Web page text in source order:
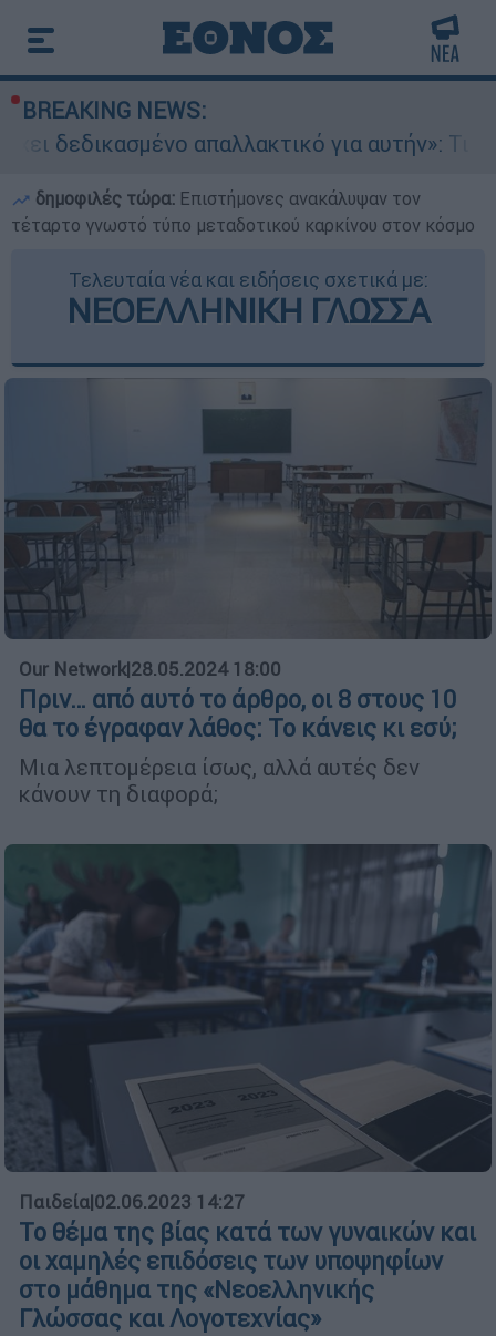
BREAKING NEWS:
απαλλακτικό για αυτήν»: Τι δηλώνει
δημοφιλές τώρα: Επιστήμονες ανακάλυψαν τον
τέταρτο γνωστό τύπο μεταδοτικού καρκίνου στον κόσμο
Τελευταία νέα και ειδήσεις σχετικά με:
ΝΕΟΕΛΛΗΝΙΚΗ ΓΛΩΣΣΑ
Our Network|28.05.2024 18:00
Πριν… από αυτό το άρθρο, οι 8 στους 10
θα το έγραφαν λάθος: Το κάνεις κι εσύ;
Μια λεπτομέρεια ίσως, αλλά αυτές δεν
κάνουν τη διαφορά;
Παιδεία|02.06.2023 14:27
Το θέμα της βίας κατά των γυναικών και
οι χαμηλές επιδόσεις των υποψηφίων
στο μάθημα της «Νεοελληνικής
Γλώσσας και Λογοτεχνίας»